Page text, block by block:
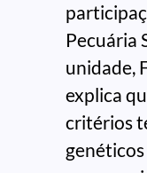
Pecuária
unidade,
explica
critérios